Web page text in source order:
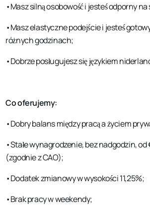
•Masz silną osobowość i jesteś odporny
•Masz elastyczne podejście i jesteś
różnych godzinach;
•Dobrze posługujesz się językiem
Co oferujemy:
•Dobry balans między pracą a życiem
•Stałe wynagrodzenie, bez nadgodzin, od
(zgodnie z CAO);
•Dodatek zmianowy w wysokości 11,25%;
•Brak pracy w weekendy;